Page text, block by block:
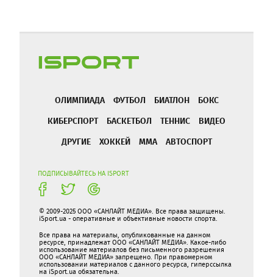
ОЛИМПИАДА ФУТБОЛ БИАТЛОН
БОКС
КИБЕРСПОРТ
БАСКЕТБОЛ ТЕННИС
ВИДЕО
ДРУГИЕ
ХОККЕЙ ММА АВТОСПОРТ
ПОДПИСЫВАЙТЕСЬ НА ISPORT
© 2009-2025 ООО «САНЛАЙТ МЕДИА». Все права защищены.
iSport.ua - оперативные и объективные новости спорта.
Все права на материалы, опубликованные на данном
ресурсе, принадлежат ООО «САНЛАЙТ МЕДИА». Какое-либо
использование материалов без письменного разрешения
ООО «САНЛАЙТ МЕДИА» запрещено. При правомерном
использовании материалов с данного ресурса, гиперссылка
на iSport.ua обязательна.